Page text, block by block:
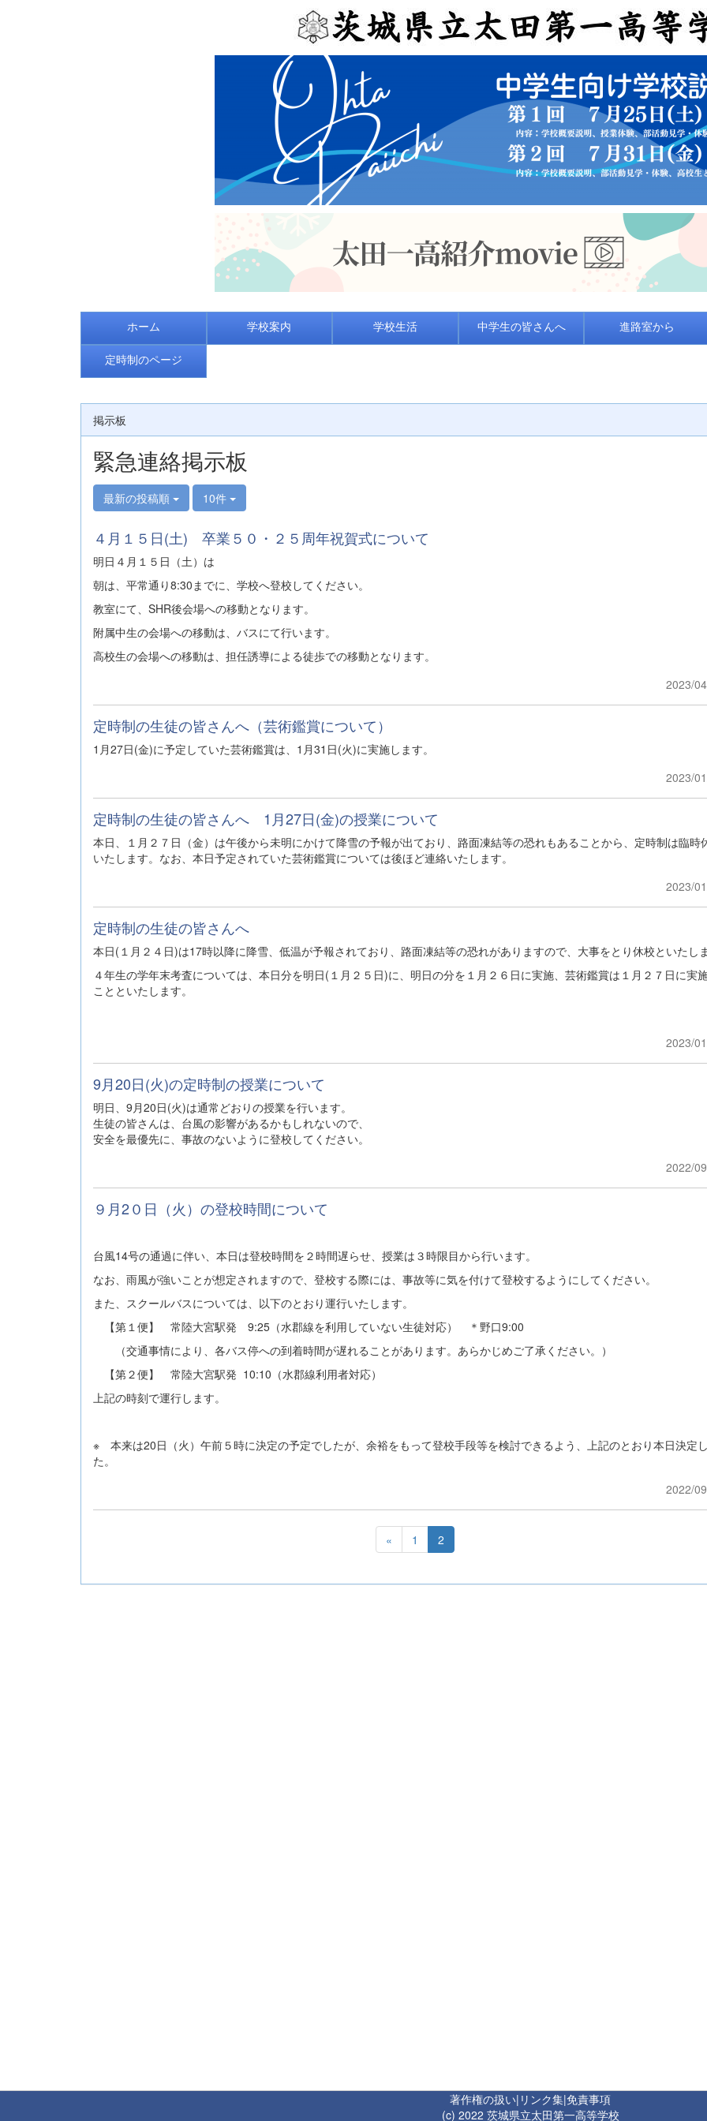
ホーム 学校案内 学校生活 中学生の皆さんへ 進路室から
定時制のページ
掲示板
緊急連絡掲示板
最新の投稿順 10件
４月１５日(土) 卒業５０・２５周年祝賀式について
明日４月１５日（土）は
朝は、平常通り8:30までに、学校へ登校してください。
教室にて、SHR後会場への移動となります。
附属中生の会場への移動は、バスにて行います。
高校生の会場への移動は、担任誘導による徒歩での移動となります。
2023/
定時制の生徒の皆さんへ（芸術鑑賞について）
1月27日(金)に予定していた芸術鑑賞は、1月31日(火)に実施します。
2023/
定時制の生徒の皆さんへ 1月27日(金)の授業について
本日、１月２７日（金）は午後から未明にかけて降雪の予報が出ており、路面凍結等の恐れもあることから、定時制は臨時
いたします。なお、本日予定されていた芸術鑑賞については後ほど連絡いたします。
2023/
定時制の生徒の皆さんへ
本日(１月２４日)は17時以降に降雪、低温が予報されており、路面凍結等の恐れがありますので、大事をとり休校といたし
４年生の学年末考査については、本日分を明日(１月２５日)に、明日の分を１月２６日に実施、芸術鑑賞は１月２７日に実
ことといたします。
2023/
9月20日(火)の定時制の授業について
明日、9月20日(火)は通常どおりの授業を行います。
生徒の皆さんは、台風の影響があるかもしれないので、
安全を最優先に、事故のないように登校してください。
2022/
９月2０日（火）の登校時間について
台風14号の通過に伴い、本日は登校時間を２時間遅らせ、授業は３時限目から行います。
なお、雨風が強いことが想定されますので、登校する際には、事故等に気を付けて登校するようにしてください。
また、スクールバスについては、以下のとおり運行いたします。
【第１便】 常陸大宮駅発 9:25（水郡線を利用していない生徒対応） ＊野口9:00
（交通事情により、各バス停への到着時間が遅れることがあります。あらかじめご了承ください。）
【第２便】 常陸大宮駅発 10:10（水郡線利用者対応）
上記の時刻で運行します。
※ 本来は20日（火）午前５時に決定の予定でしたが、余裕をもって登校手段等を検討できるよう、上記のとおり本日決定
た。
2022/
« 1 2
著作権の扱い| リンク集|免責事項
(c) 2022 茨城県立太田第一高等学校